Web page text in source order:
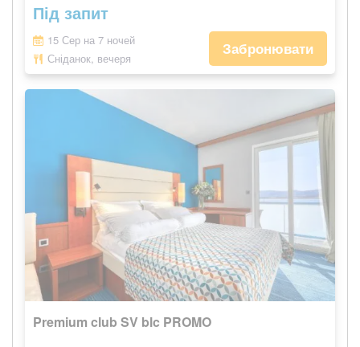
Під запит
15 Сер на 7 ночей
Сніданок, вечеря
Забронювати
Premium club SV blc PROMO